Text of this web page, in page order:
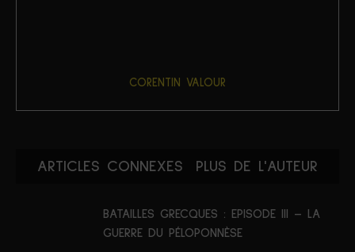
CORENTIN VALOUR
ARTICLES CONNEXES PLUS DE L'AUTEUR
BATAILLES GRECQUES : EPISODE III – LA
GUERRE DU PÉLOPONNÈSE